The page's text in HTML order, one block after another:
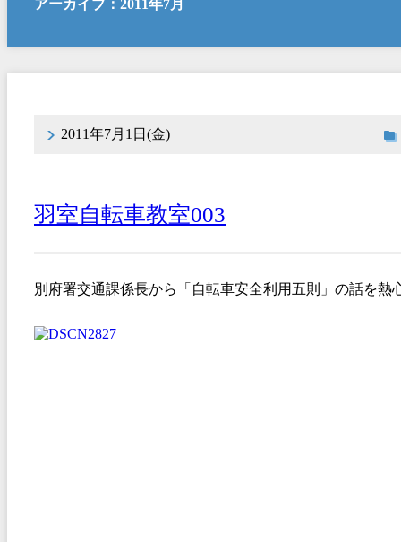
アーカイブ：2011年7月
2011年7月1日(金)
羽室自転車教室003
別府署交通課係長から「自転車安全利用五則」の話を熱